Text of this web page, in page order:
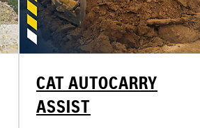
CAT AUTOCARRY
ASSIST